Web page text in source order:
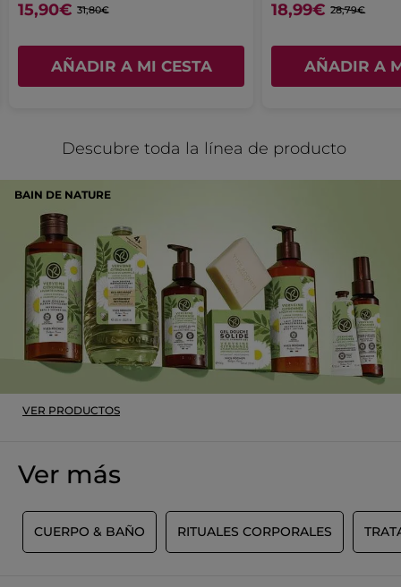
15,90€ 31,80€
AÑADIR A MI CESTA
18,99€ 28,79€
AÑADIR A
Descubre toda la línea de producto
BAIN DE NATURE
VER PRODUCTOS
Ver más
CUERPO & BAÑO RITUALES CORPORALES